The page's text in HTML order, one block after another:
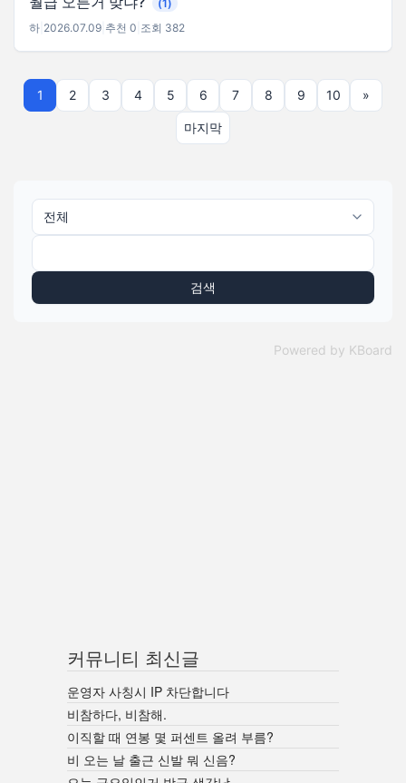
(1)
하 2026.07.09 추천 0 조회 382
1 2 3 4 5 6 7 8 9 10 »
마지막
검색
Powered by KBoard
커뮤니티 최신글
운영자 사칭시 IP 차단합니다
비참하다, 비참해.
이직할 때 연봉 몇 퍼센트 올려 부름?
비 오는 날 출근 신발 뭐 신음?